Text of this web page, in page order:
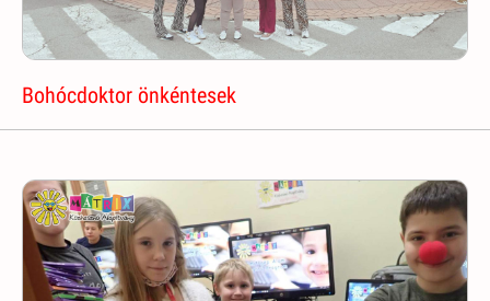
Bohócdoktor önkéntesek